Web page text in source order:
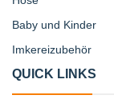
Baby und Kinder
Imkereizubehör
QUICK LINKS